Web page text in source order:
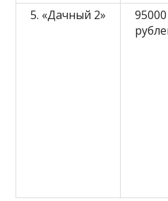
5. «Дачный 2»
95000